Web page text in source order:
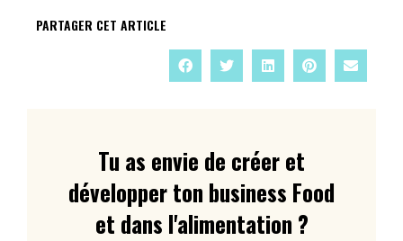
PARTAGER CET ARTICLE
Tu as envie de créer et
développer ton business Food
et dans l'alimentation ?